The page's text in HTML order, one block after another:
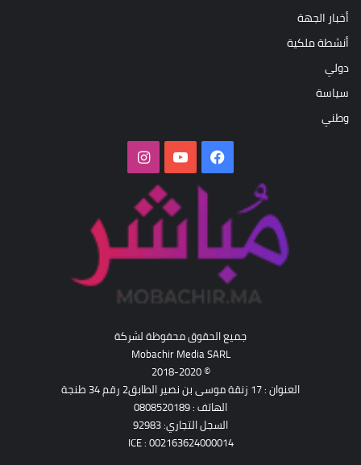
أخبار الجهة
أنشطة ملكية
دولي
سياسة
وطني
فيسبوك‫YouTubeانستقرام
جميع الحقوق محفوظة لشركة
Mobachir Media SARL
© 2018-2020
العنوان : 17 زنقة موسى بن نصير الطابق2 رقم 34 طنجة
الهاتف : 0808520189
السجل التجاري: 92983
ICE : 002163624000014